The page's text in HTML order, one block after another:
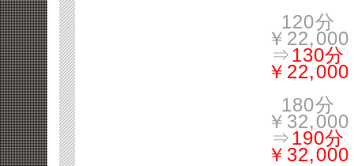
120分
￥22,000
⇒130分
￥22,000
180分
￥32,000
⇒190分
￥32,000